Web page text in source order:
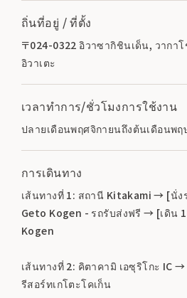
ถิ่นที่อยู่ / ที่ตั้ง
〒024-0322 อิวาซากิชินเด็น, วากา
อิวาเตะ
เวลาทำการ/ชั่วโมงการใช้งาน
ปลายเดือนพฤศจิกายนถึงต้นเดือนพ
การเดินทาง
เส้นทางที่ 1: สถานี Kitakami → [นั่
Geto Kogen - รถรับส่งฟรี → [เดิน
Kogen
เส้นทางที่ 2: คิตาคามิ เอซุริโกะ IC
รีสอร์ทเกโตะโคเก็น